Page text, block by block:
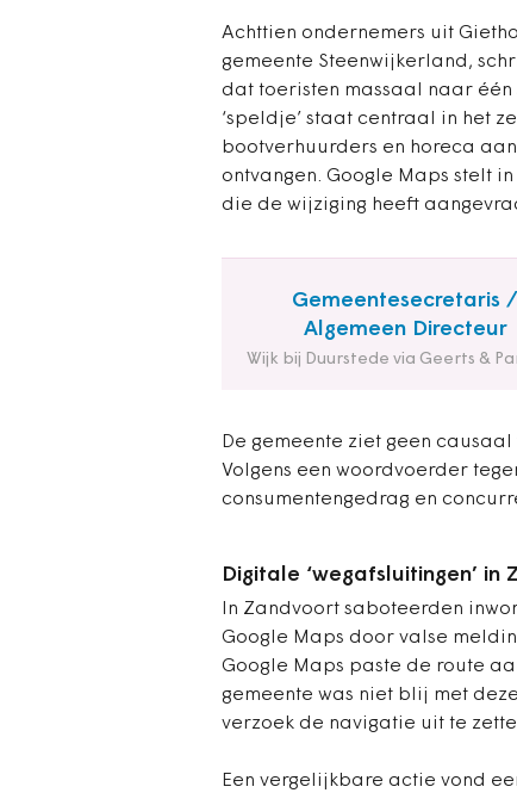
Achttien ondernemers uit
gemeente Steenwijkerland,
dat toeristen massaal naar
‘speldje’ staat centraal in het
bootverhuurders en horeca
ontvangen. Google Maps stelt
die de wijziging heeft
Gemeentesecretaris /
Algemeen Directeur
Wijk bij Duurstede via Geerts &
De gemeente ziet geen
Volgens een woordvoerder
consumentengedrag en
Digitale ‘wegafsluitingen’ in
In Zandvoort saboteerden
Google Maps door valse
Google Maps paste de route
gemeente was niet blij met
verzoek de navigatie uit te
Een vergelijkbare actie vond